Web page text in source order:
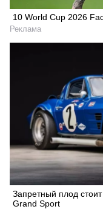
10 World Cup 2026
Реклама
Запретный плод
Grand Sport